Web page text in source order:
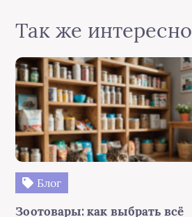
Так же интересно
Блог
Зоотовары: как выбрать всё